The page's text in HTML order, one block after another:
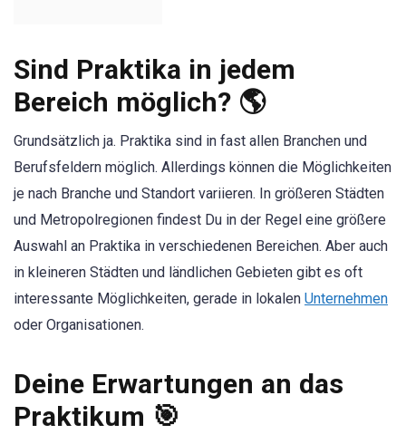
Sind Praktika in jedem
Bereich möglich? 🌎
Grundsätzlich ja. Praktika sind in fast allen Branchen und
Berufsfeldern möglich. Allerdings können die Möglichkeiten
je nach Branche und Standort variieren. In größeren Städten
und Metropolregionen findest Du in der Regel eine größere
Auswahl an Praktika in verschiedenen Bereichen. Aber auch
in kleineren Städten und ländlichen Gebieten gibt es oft
interessante Möglichkeiten, gerade in lokalen Unternehmen
oder Organisationen.
Deine Erwartungen an das
Praktikum 🎯